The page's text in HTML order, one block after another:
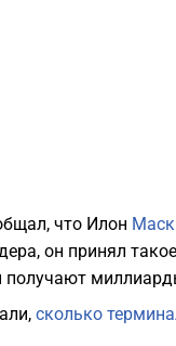
что Илон
он принял
получают
сколько